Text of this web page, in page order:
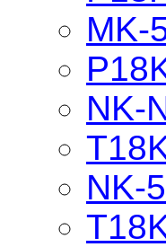
MK-
NK-
NK-5